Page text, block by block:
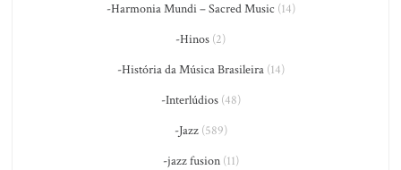
-Harmonia Mundi – Sacred Music (14)
-Hinos (2)
-História da Música Brasileira(14)
-Interlúdios(48)
-Jazz(589)
-jazz fusion(11)